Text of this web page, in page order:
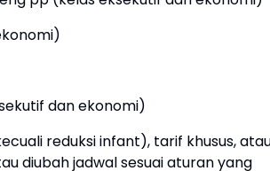
dan ekonomi)
reduksi infant), tarif khusus,
diubah jadwal sesuai aturan yang